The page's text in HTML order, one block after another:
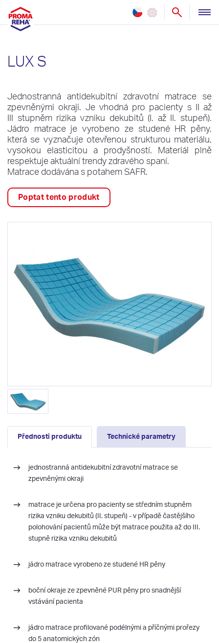
PEČOVATELSTVÍ
REFERENCE
SLUŽBY
O NÁS
KONTAKT
LUX S
Jednostranná antidekubitní zdravotní matrace se
zpevněnými okraji. Je vhodná pro pacienty s II až
III stupněm rizika vzniku dekubitů (I. až II. stupeň).
Jádro matrace je vyrobeno ze studené HR pěny,
která se vyznačuje otevřenou strukturou materiálu,
vysokou elasticitou a prodyšností. Materiál plně
respektuje aktuální trendy zdravého spaní.
​Matrace dodávána s potahem SAFR.
Poptat tento produkt
Přednosti produktu Technické parametry
jednostranná antidekubitní zdravotní matrace se
zpevněnými okraji
matrace je určena pro pacienty se středním stupněm
rizika vzniku dekubitů (II. stupeň) - v případě častějšího
polohování pacientů může být matrace použita až do III.
stupně rizika vzniku dekubitů
jádro matrace vyrobeno ze studené HR pěny
boční okraje ze zpevněné PUR pěny pro snadnější
vstávání pacienta
jádro matrace profilované podélnými a příčnými prořezy
do 5 anatomických zón